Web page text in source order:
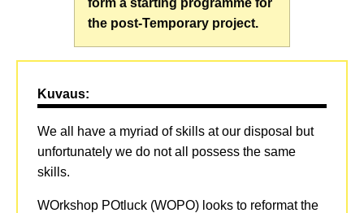
form a starting programme for
the post-Temporary project.
Kuvaus:
We all have a myriad of skills at our disposal but
unfortunately we do not all possess the same
skills.
WOrkshop POtluck (WOPO) looks to reformat the